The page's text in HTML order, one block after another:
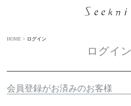
HOME ログイン
ログイン
会員登録がお済みのお客様